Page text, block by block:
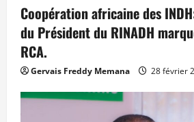
Coopération africaine des
du Président du RINADH
RCA.
Gervais Freddy Memana 28 février